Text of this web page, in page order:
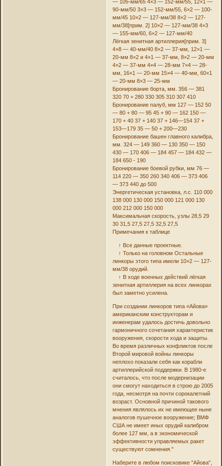
— 105-мм/65 4×3 — 152-мм/55, 12×1 —
90-мм/50 3×3 — 152-мм/55, 6×2 — 100-
мм/45 10×2 — 127-мм/38 8×2 — 127-
мм/38[прим. 2] 10×2 — 127-мм/38 4×3
— 155-мм/60, 6×2 — 127-мм/40
Лёгкая зенитная артиллерия[прим. 3]
4×8 — 40-мм/40 8×2 — 37-мм, 12×1 —
20-мм 8×2 и 4×1 — 37-мм, 8×2 — 20-мм
4×2 — 37-мм 4×4 — 28-мм 7×4 — 28-
мм, 16×1 — 20-мм 15×4 — 40-мм, 60×1
— 20-мм 8×3 — 25-мм
Бронирование борта, мм. 356 — 381
320 70 + 280 330 305 310 307 410
Бронирование палуб, мм 127 — 152 50
— 80 + 80 — 95 45 + 90 — 162 150 —
170 + 40 37 + 140 37 + 146—154 37 +
153—179 35 — 50 + 200—230
Бронирование башен главного калибра,
мм. 324 — 149 360 — 130 350 — 150
430 — 170 406 — 184 457 — 184 432 —
184 650 - 190
Бронирование боевой рубки, мм 76 —
114 220 — 350 260 340 406 — 373 406
— 373 440 до 500
Энергетическая установка, л.с. 110 000
138 000 130 000 150 000 121 000 130
000 212 000 150 000
Максимальная скорость, узлы 28,5 29
30 31,5 27,5 27,5 32,5 27,5
Примечания к таблице
↑ Все данные проектные.
↑ Только на головном Остальные
линкоры этого типа имели 10×2 — 127-
мм/38 орудий.
↑ В ходе военных действий лёгкая
зенитная артиллерия на всех линкорах
был заметно усилена.
При создании линкоров типа «Айова»
американским конструкторам и
инженерам удалось достичь довольно
гармоничного сочетания характеристик
вооружения, скорости хода и защиты.
Во время различных конфликтов после
Второй мировой войны линкоры
неплохо показали себя как корабли
артиллерийской поддержки. В 1980-е
считалось, что после модернизации
они смогут находиться в строю до 2005
года, несмотря на почти сорокалетний
возраст. Основной причиной такового
мнения являлось их не имеющее ныне
аналогов пушечное вооружение; ВМФ
США не имеет иных орудий калибром
более 127 мм, а в экономической
эффективности управляемых ракет
существуют сомнения."
Наберите в любом поисковике "Айова",